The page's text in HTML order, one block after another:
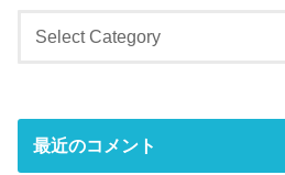
最近のコメント